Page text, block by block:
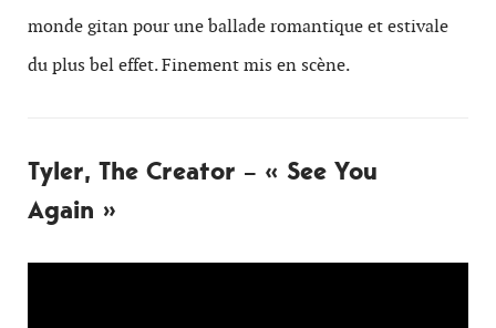
monde gitan pour une ballade romantique et estivale
du plus bel effet. Finement mis en scène.
Tyler, The Creator – « See You
Again »